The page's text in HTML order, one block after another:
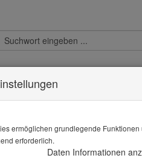
Widerrufsbelehrung
ermöglichen grundlegende
erforderlich.
Daten Informationen